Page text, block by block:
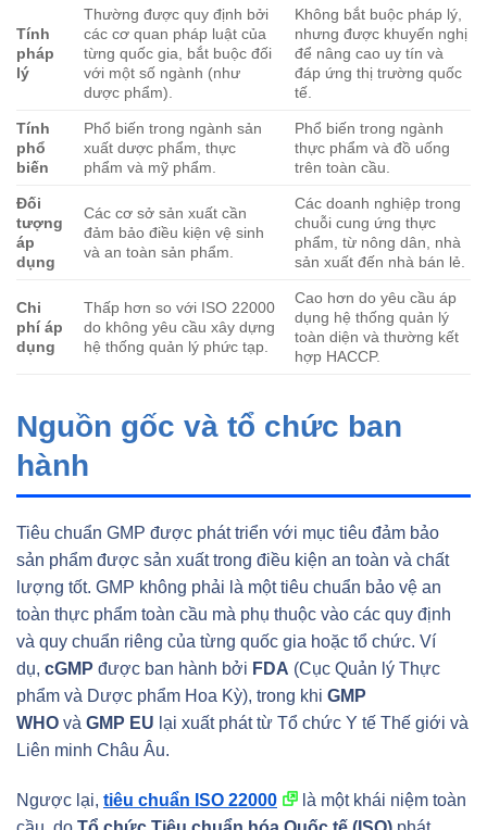
Tính
pháp
lý
Thường được quy định bởi
các cơ quan pháp luật của
từng quốc gia, bắt buộc đối
với một số ngành (như
dược phẩm).
Không bắt buộc pháp lý,
nhưng được khuyến nghị
để nâng cao uy tín và
đáp ứng thị trường quốc
tế.
Tính
phổ
biến
Phổ biến trong ngành sản
xuất dược phẩm, thực
phẩm và mỹ phẩm.
Phổ biến trong ngành
thực phẩm và đồ uống
trên toàn cầu.
Đối
tượng
áp
dụng
Các cơ sở sản xuất cần
đảm bảo điều kiện vệ sinh
và an toàn sản phẩm.
Các doanh nghiệp trong
chuỗi cung ứng thực
phẩm, từ nông dân, nhà
sản xuất đến nhà bán lẻ.
Chi
phí áp
dụng
Thấp hơn so với ISO 22000
do không yêu cầu xây dựng
hệ thống quản lý phức tạp.
Cao hơn do yêu cầu áp
dụng hệ thống quản lý
toàn diện và thường kết
hợp HACCP.
Nguồn gốc và tổ chức ban
hành
Tiêu chuẩn GMP được phát triển với mục tiêu đảm bảo
sản phẩm được sản xuất trong điều kiện an toàn và chất
lượng tốt. GMP không phải là một tiêu chuẩn bảo vệ an
toàn thực phẩm toàn cầu mà phụ thuộc vào các quy định
và quy chuẩn riêng của từng quốc gia hoặc tổ chức. Ví
dụ, cGMP được ban hành bởi FDA (Cục Quản lý Thực
phẩm và Dược phẩm Hoa Kỳ), trong khi GMP
WHO và GMP EU lại xuất phát từ Tổ chức Y tế Thế giới và
Liên minh Châu Âu.
Ngược lại, tiêu chuẩn ISO 22000
là một khái niệm toàn